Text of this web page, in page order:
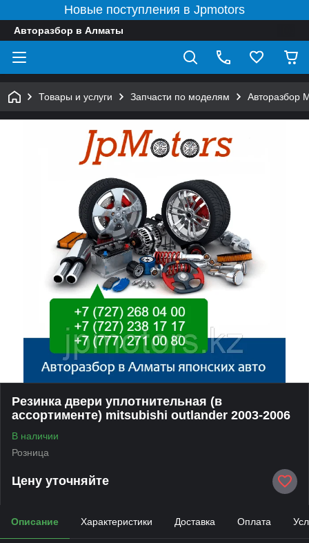
Новые поступления в Jpmotors
Авторазбор в Алматы
Товары и услуги Запчасти по моделям Авторазбор
Резинка двери уплотнительная (в
ассортименте) mitsubishi outlander 2003-2006
В наличии
Розница
Цену уточняйте
Описание Характеристики Доставка Оплата